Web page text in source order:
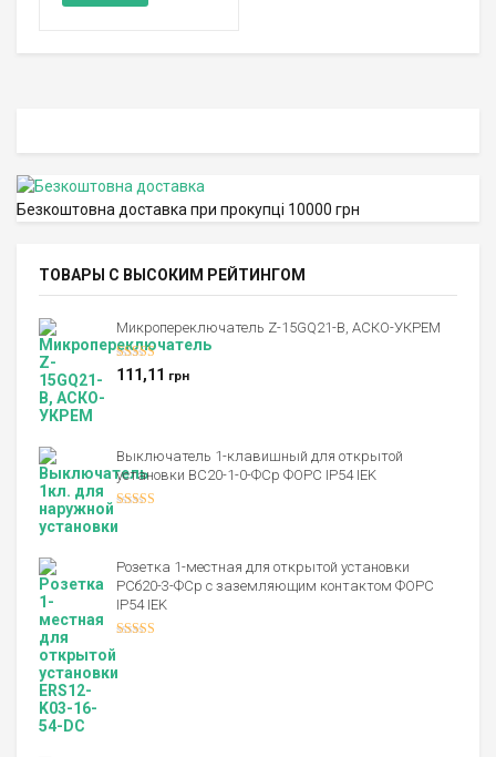
Безкоштовна доставка при прокупці 10000 грн
ТОВАРЫ С ВЫСОКИМ РЕЙТИНГОМ
Микропереключатель Z-15GQ21-B, АСКО-УКРЕМ
Оценка5.00
из 5
111,11 грн
Выключатель 1-клавишный для открытой
установки ВС20-1-0-ФСр ФОРС IP54 IEK
4.00
Розетка 1-местная для открытой установки
РСб20-3-ФСр с заземляющим контактом ФОРС
IP54 IEK